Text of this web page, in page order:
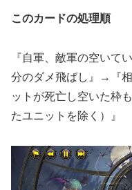
このカードの処理順
『自軍、敵軍の空いて
分のダメ飛ばし』→『
ットが死亡し空いた枠
たユニットを除く）』